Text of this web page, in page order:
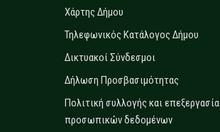
Χάρτης Δήμου
Τηλεφωνικός Κατάλογος Δήμου
Δικτυακοί Σύνδεσμοι
Δήλωση Προσβασιμότητας
Πολιτική συλλογής και
προσωπικών δεδομένων